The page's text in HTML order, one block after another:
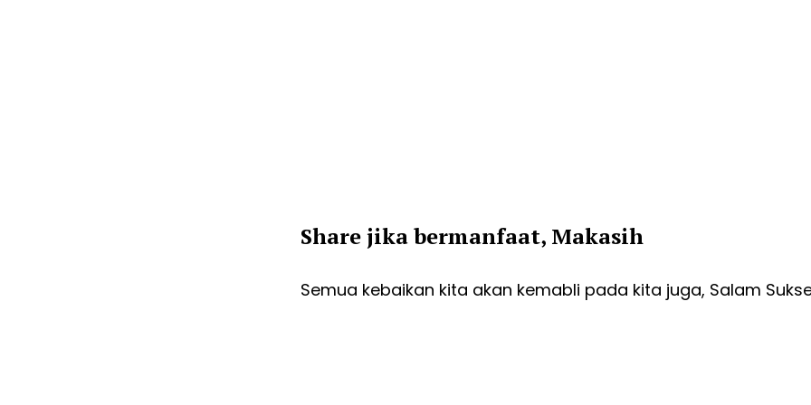
Share jika bermanfaat, Makasih
Semua kebaikan kita akan kemabli pada kita juga, Salam